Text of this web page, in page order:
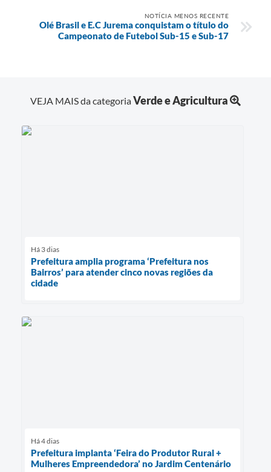
NOTÍCIA MENOS RECENTE
Olé Brasil e E.C Jurema conquistam o título do
Campeonato de Futebol Sub-15 e Sub-17
VEJA MAIS da categoriaVerde e Agricultura
Há 3 dias
Prefeitura amplia programa ‘Prefeitura nos
Bairros’ para atender cinco novas regiões da
cidade
Há 4 dias
Prefeitura implanta ‘Feira do Produtor Rural +
Mulheres Empreendedora’ no Jardim Centenário